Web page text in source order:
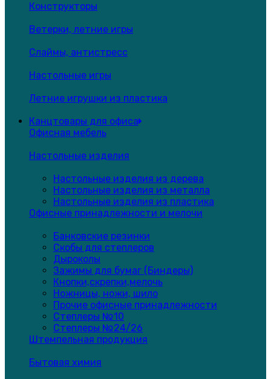
Конструкторы
Ветерки, летние игры
Слаймы, антистресс
Настольные игры
Летние игрушки из пластика
Канцтовары для офиса
Офисная мебель
Настольные изделия
Настольные изделия из дерева
Настольные изделия из металла
Настольные изделия из пластика
Офисные принадлежности и мелочи
Банковские резинки
Скобы для степлеров
Дыроколы
Зажимы для бумаг (Биндеры)
Кнопки,скрепки,мелочь
Ножницы, ножи, шило
Прочие офисные принадлежности
Степлеры №10
Степлеры №24/26
Штемпельная продукция
Бытовая химия